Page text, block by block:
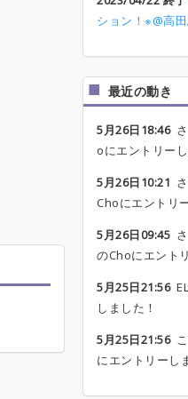
ション！※@高
最近の動き
5月26日18:46さ
oにエントリーし
5月26日10:21
Choにエントリ
5月26日09:45
のChoにエント
5月25日21:56
しました！
5月25日21:56こ
にエントリーし